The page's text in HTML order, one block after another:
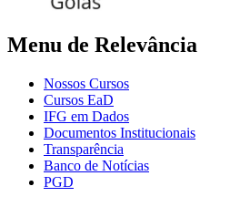
Menu de Relevância
Nossos Cursos
Cursos EaD
IFG em Dados
Documentos Institucionais
Transparência
Banco de Notícias
PGD